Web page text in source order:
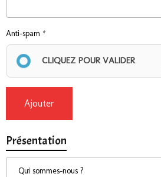
Anti-spam
CLIQUEZ POUR VALIDER
Ajouter
Présentation
Qui sommes-nous ?